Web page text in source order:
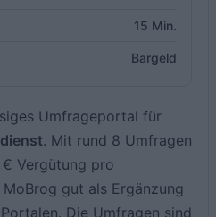
15 Min.
Bargeld
Umfrageportal für
. Mit rund 8 Umfragen
Vergütung pro
gut als Ergänzung
Die Umfragen sind